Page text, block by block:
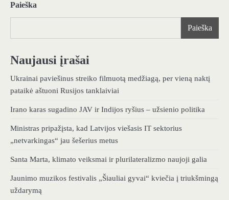
Paieška
Paieška
Naujausi įrašai
Ukrainai paviešinus streiko filmuotą medžiagą, per vieną naktį
pataikė aštuoni Rusijos tanklaiviai
Irano karas sugadino JAV ir Indijos ryšius – užsienio politika
Ministras pripažįsta, kad Latvijos viešasis IT sektorius
„netvarkingas“ jau šešerius metus
Santa Marta, klimato veiksmai ir plurilateralizmo naujoji galia
Jaunimo muzikos festivalis „Šiauliai gyvai“ kviečia į triukšmingą
uždarymą